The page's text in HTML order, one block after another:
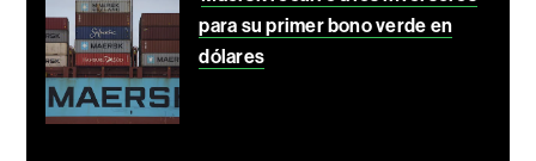
para su primer bono verde en
dólares